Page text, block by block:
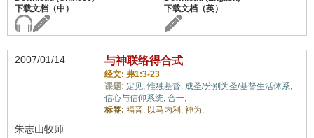
2007/01/14 与神联络得合式
经文: 弗1:3-23
课题: 定见,惟独基督, 成圣/分别为圣/基督生活体系,
信心与信仰系统, 合一,
标签: 福音, 以马内利, 神为,
朱志山牧师